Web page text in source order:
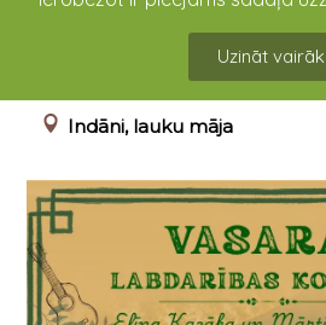
Uzināt vairāk
Vasaras labdarības
Indāni, lauku māja